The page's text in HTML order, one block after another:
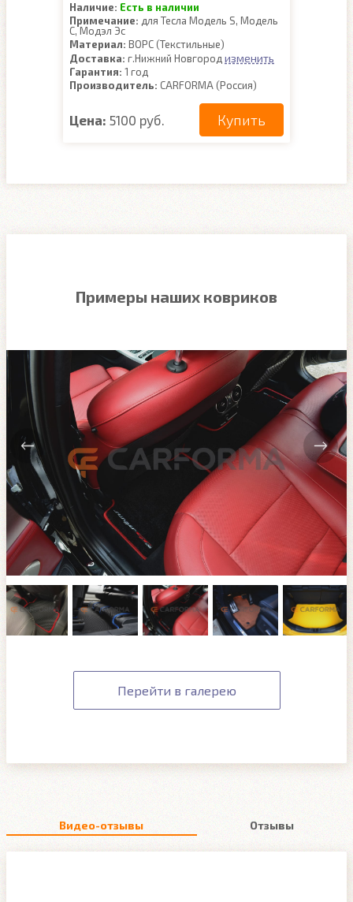
Наличие: Есть в наличии
Примечание: для Тесла Модель S, Модель
С, Модэл Эс
Материал: ВОРС (Текстильные)
Доставка: г.Нижний Новгород изменить
Гарантия: 1 год
Производитель: CARFORMA (Россия)
Цена: 5100 руб. Купить
Примеры наших ковриков
Перейти в галерею
Видео-отзывы Отзывы